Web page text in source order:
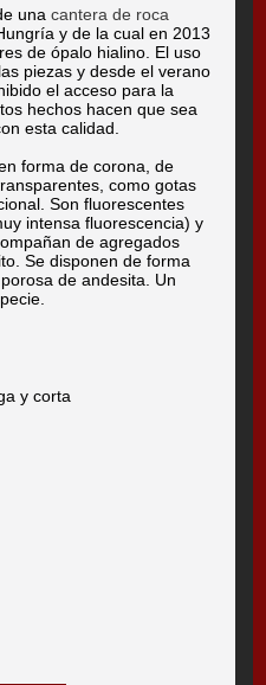
unacantera de roca
y de la cual en 2013
de ópalo hialino. El uso
piezas y desde el verano
el acceso para la
hechos hacen que sea
esta calidad.
forma de corona, de
como gotas
Son fluorescentes
intensa fluorescencia) y
de agregados
Se disponen de forma
de andesita. Un
y corta